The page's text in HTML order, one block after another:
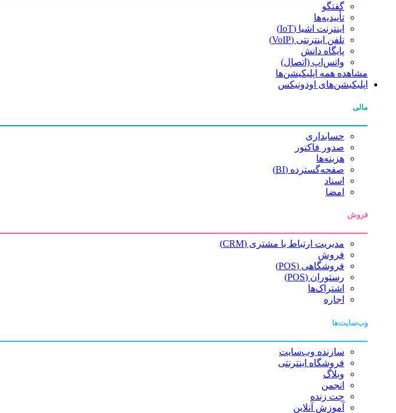
گفتگو
تأییدیه‌ها
اینترنت اشیا (IoT)
تلفن اینترنتی (VoIP)
پایگاه دانش
واتس‌اپ (اتصال)
مشاهده همه اپلیکیشن‌ها
اپلیکیشن‌های اودونیکس
مالی
حسابداری
صدور فاکتور
هزینه‌ها
صفحه‌گسترده (BI)
اسناد
امضا
فروش
مدیریت ارتباط با مشتری (CRM)
فروش
فروشگاهی (POS)
رستوران (POS)
اشتراک‌ها
اجاره
وب‌سایت‌ها
سازنده وب‌سایت
فروشگاه اینترنتی
وبلاگ
انجمن
چت زنده
آموزش آنلاین